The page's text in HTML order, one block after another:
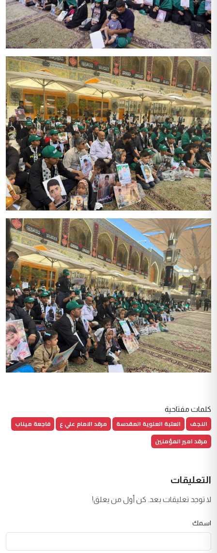
كلمات مفتاحية
النجف العتبة العلوية المقدسة مرقد الامام علي ع
فاجعة ميناب
مرقد امير المؤمنين
التعليقات
لا توجد تعليقات بعد. كن أول من يعلق!
اسمك